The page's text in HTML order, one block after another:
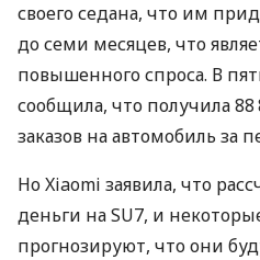
своего седана, что им
до семи месяцев, что
повышенного спроса. В
сообщила, что получила
заказов на автомобиль за
Но Xiaomi заявила, что
деньги на SU7, и
прогнозируют, что они